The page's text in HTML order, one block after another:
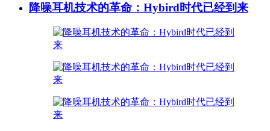
降噪耳机技术的革命：Hybird时代已经到来